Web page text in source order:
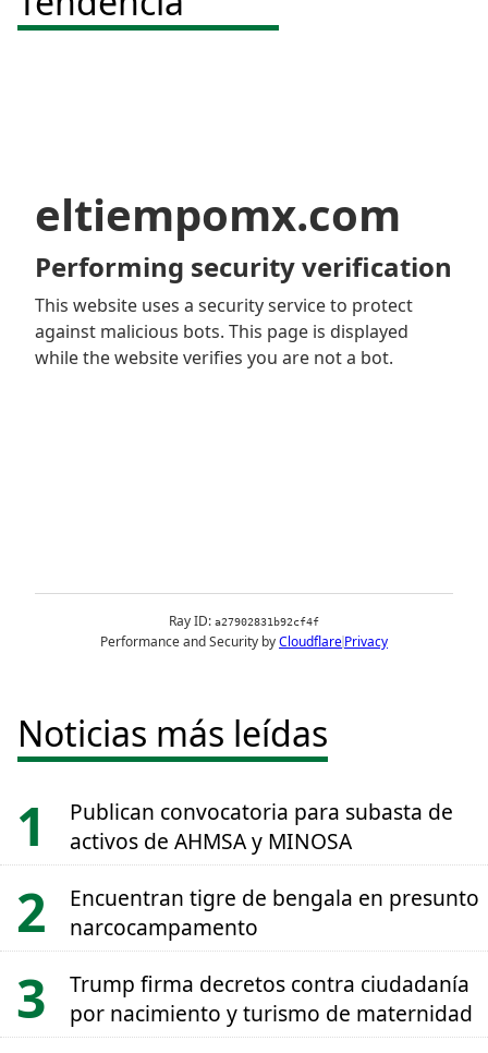
Noticias más leídas
Publican convocatoria para subasta de
activos de AHMSA y MINOSA
Encuentran tigre de bengala en presunto
narcocampamento
Trump firma decretos contra ciudadanía
por nacimiento y turismo de maternidad